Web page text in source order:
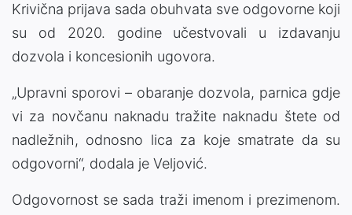
Krivična prijava sada obuhvata sve odgovorne koji
su od 2020. godine učestvovali u izdavanju
dozvola i koncesionih ugovora.
„Upravni sporovi – obaranje dozvola, parnica gdje
vi za novčanu naknadu tražite naknadu štete od
nadležnih, odnosno lica za koje smatrate da su
odgovorni“, dodala je Veljović.
Odgovornost se sada traži imenom i prezimenom.